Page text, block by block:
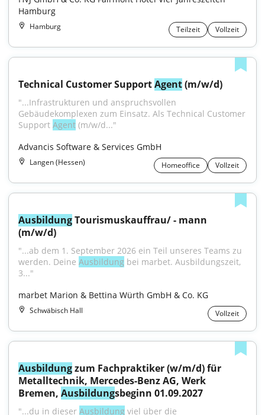
Hamburg
Hamburg Teilzeit Vollzeit
Technical Customer Support Agent (m/w/d)
"...Infrastrukturen und anspruchsvollen
Gebäudekomplexen zum Einsatz. Als Technical Customer
Support Agent (m/w/d..."
Advancis Software & Services GmbH
Langen (Hessen) Homeoffice Vollzeit
Ausbildung Tourismuskauffrau/ - mann
(m/w/d)
"...ab dem 1. September 2026 ein Teil unseres Teams zu
werden. Deine Ausbildung bei marbet. Ausbildungszeit,
3..."
marbet Marion & Bettina Würth GmbH & Co. KG
Schwäbisch Hall Vollzeit
Ausbildung zum Fachpraktiker (w/m/d) für
Metalltechnik, Mercedes-Benz AG, Werk
Bremen, Ausbildungsbeginn 01.09.2027
"...du in dieser Ausbildung viel über die